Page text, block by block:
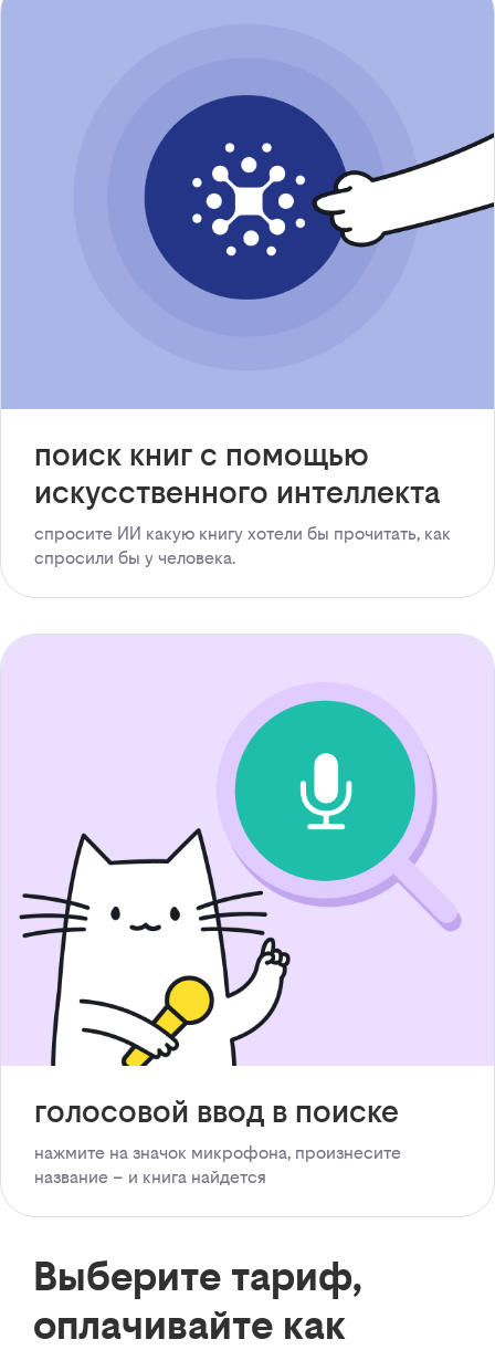
поиск книг с помощью
искусственного интеллекта
спросите ИИ какую книгу хотели бы прочитать, как
спросили бы у человека.
голосовой ввод в поиске
нажмите на значок микрофона, произнесите
название – и книга найдется
Выберите тариф,
оплачивайте как